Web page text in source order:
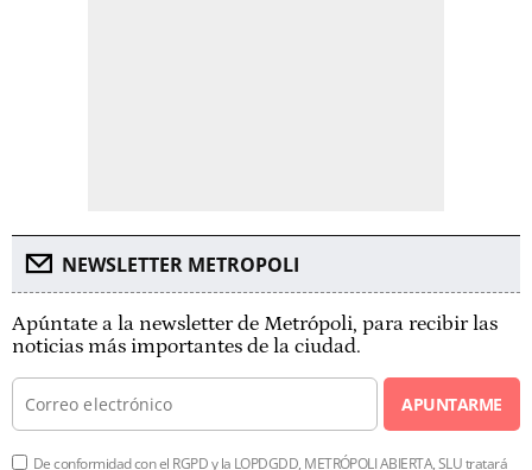
NEWSLETTER METROPOLI
Apúntate a la newsletter de Metrópoli, para recibir las
noticias más importantes de la ciudad.
APUNTARME
De conformidad con el RGPD y la LOPDGDD, METRÓPOLI ABIERTA, SLU tratará